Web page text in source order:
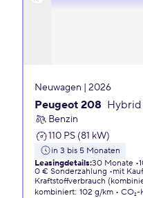
Neuwagen | 2026
Peugeot 208 Hybrid
Benzin
110 PS (81 kW)
in 3 bis 5 Monaten
Leasingdetails:30 Monate
0 € Sonderzahlung
mit
Kraftstoffverbrauch
kombiniert: 102 g/km CO₂-